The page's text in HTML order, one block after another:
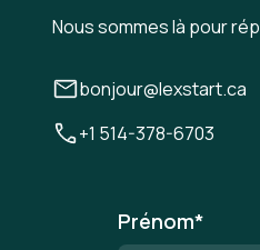
Nous sommes là pour
bonjour@lexstart.ca
+1 514-378-6703
Prénom*